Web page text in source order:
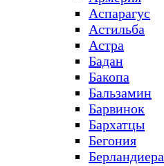
Аспарагус
Астильба
Астра
Бадан
Бакопа
Бальзамин
Барвинок
Бархатцы
Бегония
Берландиера